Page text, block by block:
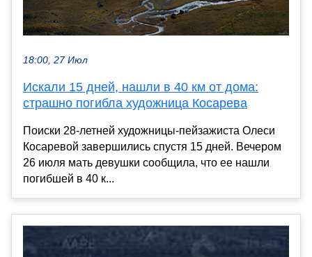
18:00, 27 Июл
Искали 15 дней, нашли в 40 км от дома:
страшно погибла художница Косарева
Поиски 28-летней художницы-пейзажиста Олеси
Косаревой завершились спустя 15 дней. Вечером
26 июля мать девушки сообщила, что ее нашли
погибшей в 40 к...